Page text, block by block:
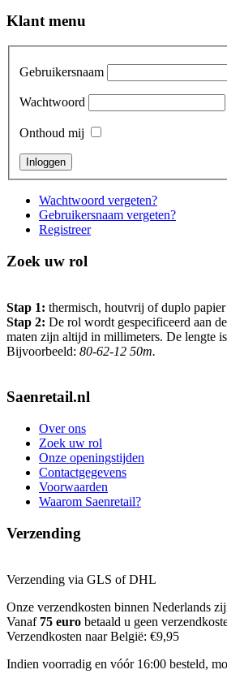
Klant menu
Gebruikersnaam
Wachtwoord
Onthoud mij
Wachtwoord vergeten?
Gebruikersnaam vergeten?
Registreer
Zoek uw rol
Stap 1: thermisch, houtvrij of duplo papier
Stap 2: De rol wordt gespecificeerd aan
maten zijn altijd in millimeters. De lengte
Bijvoorbeeld: 80-62-12 50m.
Saenretail.nl
Over ons
Zoek uw rol
Onze openingstijden
Contactgegevens
Voorwaarden
Waarom Saenretail?
Verzending
Verzending via GLS of DHL
Onze verzendkosten binnen Nederlands
Vanaf 75 euro betaald u geen
Verzendkosten naar België: €9,95
Indien voorradig en vóór 16:00 besteld,